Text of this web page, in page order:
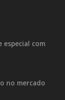
especial com
no mercado